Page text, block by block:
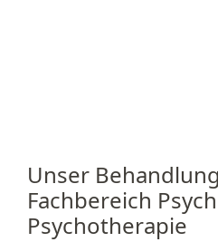
Unser
Fachbereich
Psychotherapie